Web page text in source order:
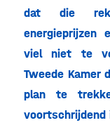
dat die
energieprijzen
viel niet te
Tweede Kamer
plan te
voortschrijdend